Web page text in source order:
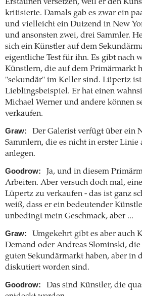
Erstaunen versetzen, weil er den
kritisierte. Damals gab es zwar ein
und vielleicht ein Dutzend in New
und ansonsten zwei, drei Sammler.
sich ein Künstler auf dem
eigentliche Test für ihn. Es gibt nach
Künstlern, die auf dem Primärmarkt
"sekundär" im Keller sind. Lüpertz
Lieblingsbeispiel. Er hat einen
Michael Werner und andere können
verkaufen.
Graw:
Der Galerist verfügt über ein
Sammlern, die es nicht in erster Linie
anlegen.
Goodrow:
Ja, und in diesem
Arbeiten. Aber versuch doch mal,
Lüpertz zu verkaufen - das ist ganz
weiß, dass er ein bedeutender
unbedingt mein Geschmack, aber ...
Graw:
Umgekehrt gibt es aber auch
Demand oder Andreas Slominski,
guten Sekundärmarkt haben, aber
diskutiert worden sind.
Goodrow:
Das sind Künstler, die